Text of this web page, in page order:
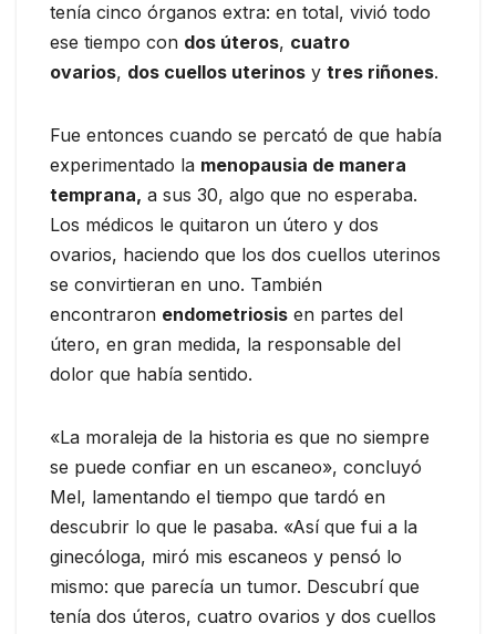
tenía cinco órganos extra: en total, vivió todo
ese tiempo con dos úteros, cuatro
ovarios, dos cuellos uterinos y tres riñones.
Fue entonces cuando se percató de que había
experimentado la menopausia de manera
temprana, a sus 30, algo que no esperaba.
Los médicos le quitaron un útero y dos
ovarios, haciendo que los dos cuellos uterinos
se convirtieran en uno. También
encontraron endometriosis en partes del
útero, en gran medida, la responsable del
dolor que había sentido.
«La moraleja de la historia es que no siempre
se puede confiar en un escaneo», concluyó
Mel, lamentando el tiempo que tardó en
descubrir lo que le pasaba. «Así que fui a la
ginecóloga, miró mis escaneos y pensó lo
mismo: que parecía un tumor. Descubrí que
tenía dos úteros, cuatro ovarios y dos cuellos